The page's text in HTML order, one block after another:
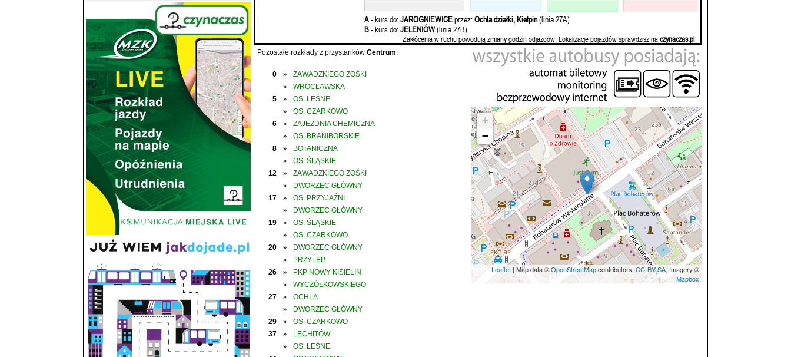
A- kurs do:JAROGNIEWICEprzez:Ochla działki, Kiełpin(linia 27A)
B- kurs do:JELENIÓW(linia 27B)
Zakłócenia w ruchu powodują zmiany godzin odjazdów. Lokalizacje pojazdów sprawdzisz naczynaczas.pl
Pozostałe rozkłady z przystanków Centrum:
0 » ZAWADZKIEGO ZOŚKI
»
WROCŁAWSKA
5
» OS. LEŚNE
»
OS. CZARKOWO
6
» ZAJEZDNIA CHEMICZNA
»
OS. BRANIBORSKIE
8
» BOTANICZNA
»
OS. ŚLĄSKIE
12
» ZAWADZKIEGO ZOŚKI
»
DWORZEC GŁÓWNY
17
» OS. PRZYJAŹNI
»
DWORZEC GŁÓWNY
19
» OS. ŚLĄSKIE
»
OS. CZARKOWO
20
» DWORZEC GŁÓWNY
»
PRZYLEP
26
» PKP NOWY KISIELIN
»
WYCZÓŁKOWSKIEGO
27
» OCHLA
»
DWORZEC GŁÓWNY
29
»
OS. CZARKOWO
37
» LECHITÓW
»
OS. LEŚNE
+
−
Leaflet| Map data ©OpenStreetMapcontributors, CC-BY-SA, Imagery ©
Mapbox